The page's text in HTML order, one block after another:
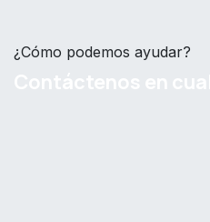
¿Cómo podemos ayudar?